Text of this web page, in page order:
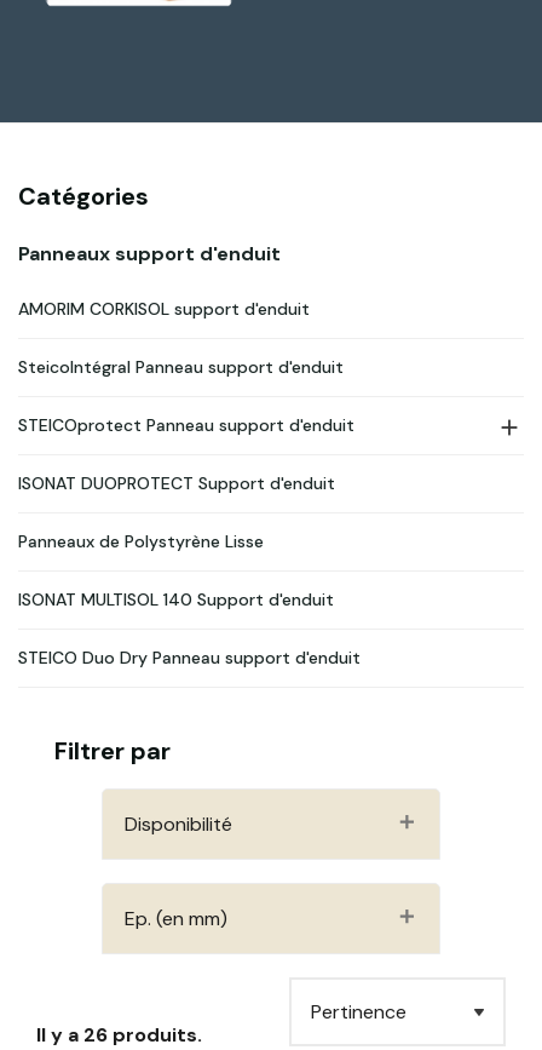
Catégories
Panneaux support d'enduit
AMORIM CORKISOL support d'enduit
SteicoIntégral Panneau support d'enduit
STEICOprotect Panneau support d'enduit 
ISONAT DUOPROTECT Support d'enduit
Panneaux de Polystyrène Lisse
ISONAT MULTISOL 140 Support d'enduit
STEICO Duo Dry Panneau support d'enduit
Filtrer par
Disponibilité
Ep. (en mm)
Il y a 26 produits.